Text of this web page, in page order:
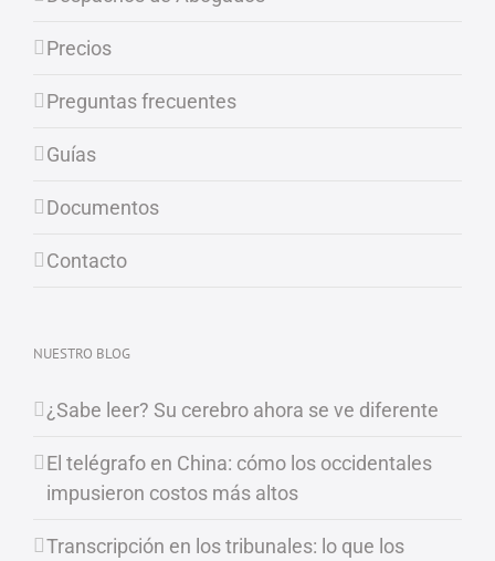
Precios
Preguntas frecuentes
Guías
Documentos
Contacto
NUESTRO BLOG
¿Sabe leer? Su cerebro ahora se ve diferente
El telégrafo en China: cómo los occidentales
impusieron costos más altos
Transcripción en los tribunales: lo que los